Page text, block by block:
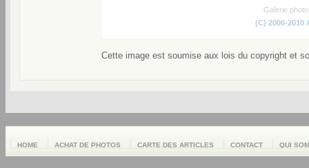
Galerie
(C) 2006-2010
Cette image est soumise aux lois du copyright et
HOME ACHAT DE PHOTOS CARTE DES ARTICLES CONTACT QUI